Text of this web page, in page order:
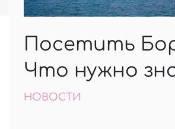
Посетить
Что нужно
НОВОСТИ